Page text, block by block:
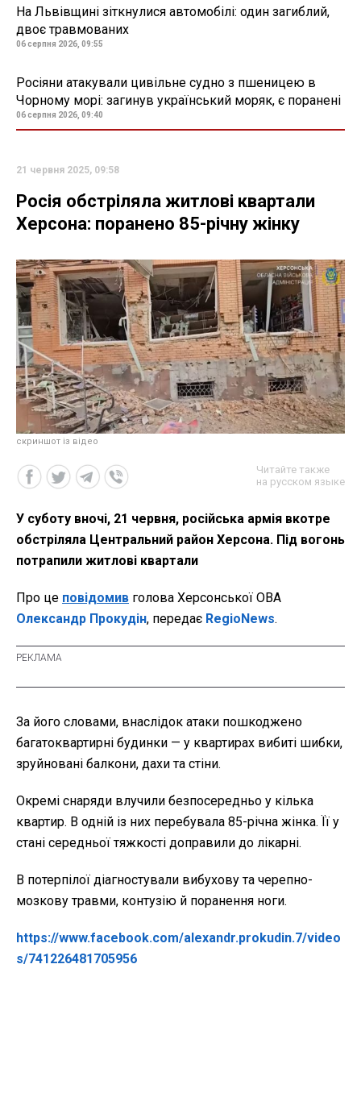
На Львівщині зіткнулися автомобілі: один загиблий,
двоє травмованих
06 серпня 2026, 09:55
Росіяни атакували цивільне судно з пшеницею в
Чорному морі: загинув український моряк, є поранені
06 серпня 2026, 09:40
21 червня 2025, 09:58
Росія обстріляла житлові квартали
Херсона: поранено 85-річну жінку
скриншот із відео
Читайте также
на русском языке
У суботу вночі, 21 червня, російська армія вкотре
обстріляла Центральний район Херсона. Під вогонь
потрапили житлові квартали
Про це повідомив голова Херсонської ОВА
Олександр Прокудін, передає RegioNews.
За його словами, внаслідок атаки пошкоджено
багатоквартирні будинки — у квартирах вибиті шибки,
зруйновані балкони, дахи та стіни.
Окремі снаряди влучили безпосередньо у кілька
квартир. В одній із них перебувала 85-річна жінка. Її у
стані середньої тяжкості доправили до лікарні.
В потерпілої діагностували вибухову та черепно-
мозкову травми, контузію й поранення ноги.
https://www.facebook.com/alexandr.prokudin.7/video
s/741226481705956